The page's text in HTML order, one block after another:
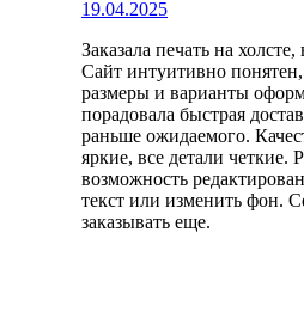
19.04.2025
Заказала печать на
Сайт интуитивно
размеры и варианты
порадовала быстрая
раньше ожидаемого.
яркие, все детали четкие.
возможность
текст или изменить фон.
заказывать еще.